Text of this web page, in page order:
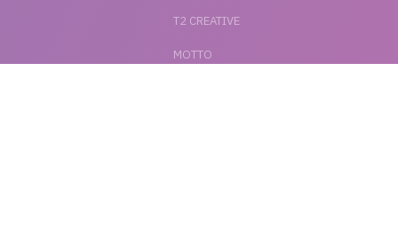
T2 CREATIVE
MOTTO